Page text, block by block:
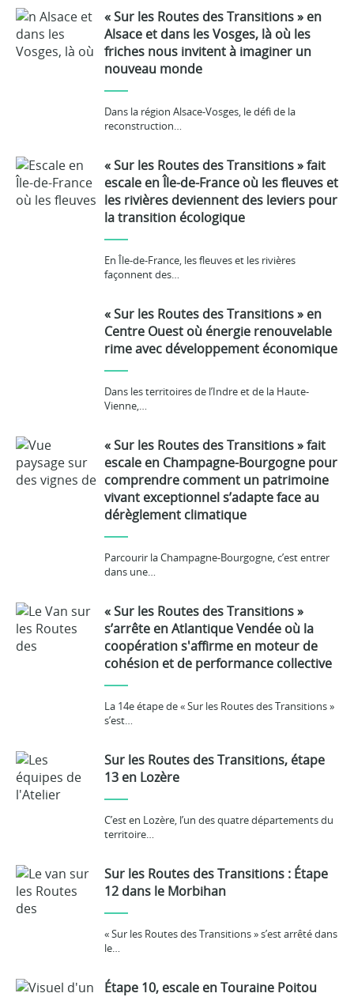
« Sur les Routes des Transitions » en
Alsace et dans les Vosges, là où les
friches nous invitent à imaginer un
nouveau monde
Dans la région Alsace-Vosges, le défi de la
reconstruction…
« Sur les Routes des Transitions » fait
escale en Île-de-France où les fleuves et
les rivières deviennent des leviers pour
la transition écologique
En Île-de-France, les fleuves et les rivières
façonnent des…
« Sur les Routes des Transitions » en
Centre Ouest où énergie renouvelable
rime avec développement économique
Dans les territoires de l’Indre et de la Haute-
Vienne,…
« Sur les Routes des Transitions » fait
escale en Champagne-Bourgogne pour
comprendre comment un patrimoine
vivant exceptionnel s’adapte face au
dérèglement climatique
Parcourir la Champagne-Bourgogne, c’est entrer
dans une…
« Sur les Routes des Transitions »
s’arrête en Atlantique Vendée où la
coopération s'affirme en moteur de
cohésion et de performance collective
La 14e étape de « Sur les Routes des Transitions »
s’est…
Sur les Routes des Transitions, étape
13 en Lozère
C’est en Lozère, l’un des quatre départements du
territoire…
Sur les Routes des Transitions : Étape
12 dans le Morbihan
« Sur les Routes des Transitions » s’est arrêté dans
le…
Étape 10, escale en Touraine Poitou